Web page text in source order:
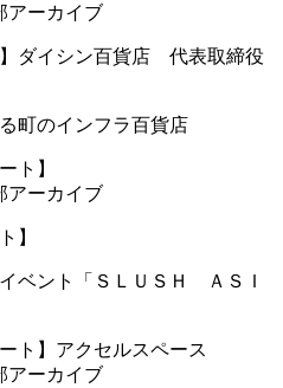
アーカイブ
】ダイシン百貨店 代表取締役
町のインフラ百貨店
アーカイブ
】
ベント「ＳＬＵＳＨ ＡＳＩ
アーカイブ